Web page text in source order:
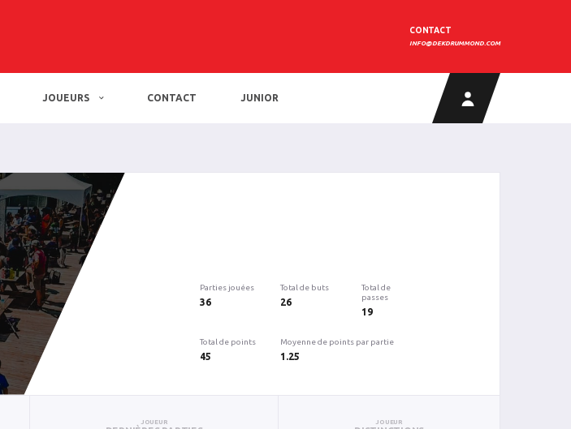
CONTACT
INFO@DEKDRUMMOND.COM
JOUEURS CONTACT JUNIOR
Parties jouées
36
Total de buts
26
Total de
passes
19
Total de points
45
Moyenne de points par partie
1.25
JOUEUR JOUEUR